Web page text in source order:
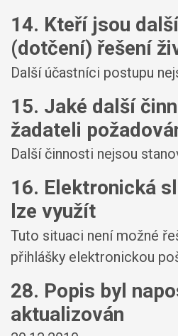
14. Kteří jsou
(dotčení) řešení
Další účastníci postupu
15. Jaké další
žadateli
Další činnosti nejsou
16. Elektronická
lze využít
Tuto situaci není možné
přihlášky elektronickou
28. Popis byl
aktualizován